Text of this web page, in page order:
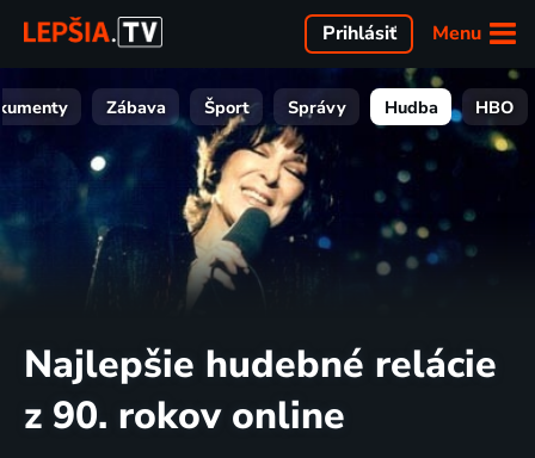
Menu
Prihlásiť
Zábava Šport Správy Hudba HBO
Najlepšie hudebné relácie
z 90. rokov online